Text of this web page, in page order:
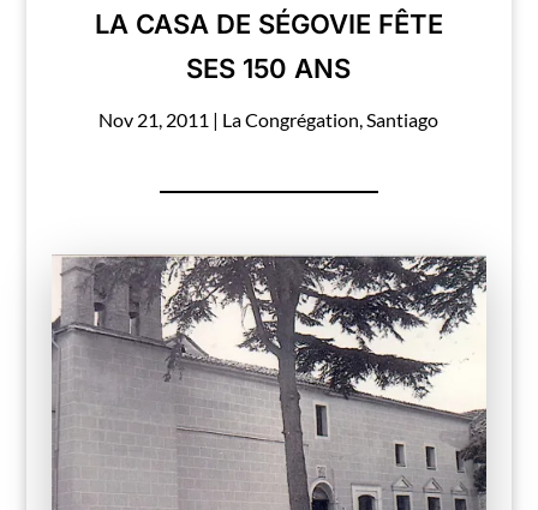
LA CASA DE SÉGOVIE FÊTE
SES 150 ANS
Nov 21, 2011 | La Congrégation,Santiago